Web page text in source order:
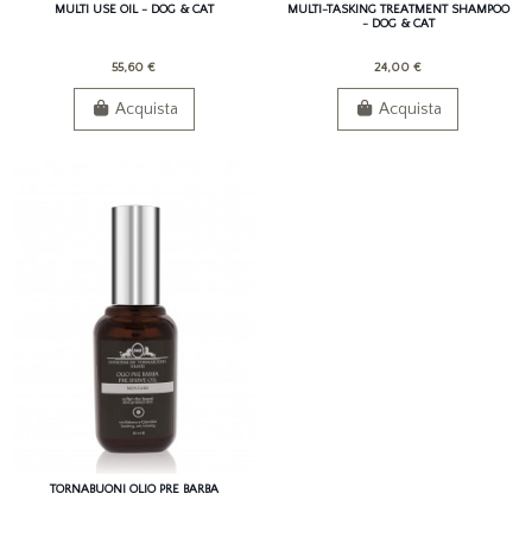
MULTI USE OIL - DOG & CAT
55,60 €
Acquista
MULTI-TASKING TREATMENT SHAMPOO
- DOG & CAT
24,00 €
Acquista
TORNABUONI OLIO PRE BARBA